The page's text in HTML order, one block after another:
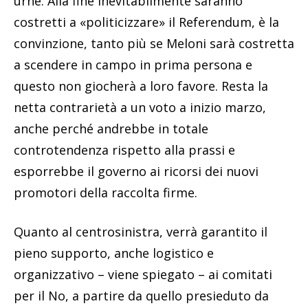
costretti a «politicizzare» il Referendum, è la
convinzione, tanto più se Meloni sarà costretta
a scendere in campo in prima persona e
questo non giocherà a loro favore. Resta la
netta contrarietà a un voto a inizio marzo,
anche perché andrebbe in totale
controtendenza rispetto alla prassi e
esporrebbe il governo ai ricorsi dei nuovi
promotori della raccolta firme.
Quanto al centrosinistra, verrà garantito il
pieno supporto, anche logistico e
organizzativo – viene spiegato – ai comitati
per il No, a partire da quello presieduto da